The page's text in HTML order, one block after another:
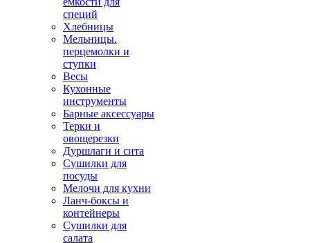
специй
Хлебницы
Мельницы.
перцемолки и
ступки
Весы
Кухонные
инструменты
Барные аксессуары
Терки и
овощерезки
Дуршлаги и сита
Сушилки для
посуды
Мелочи для кухни
Ланч-боксы и
контейнеры
Сушилки для
салата